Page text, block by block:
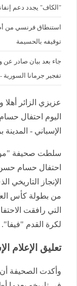
"الكاف" يجدد دعم
استنطاق فرنسي من
توقيفه بالحسيمة
جاء بعد بيان صادر
تفجير جرمانا
عزيزي الزائر
اليوم احتفال
الإسباني -
سلطت صحيفة
احتفال حسام
التي رافقت
لكرة القدم "فيفا".
تعليق
وأكدت الصحيفة أن